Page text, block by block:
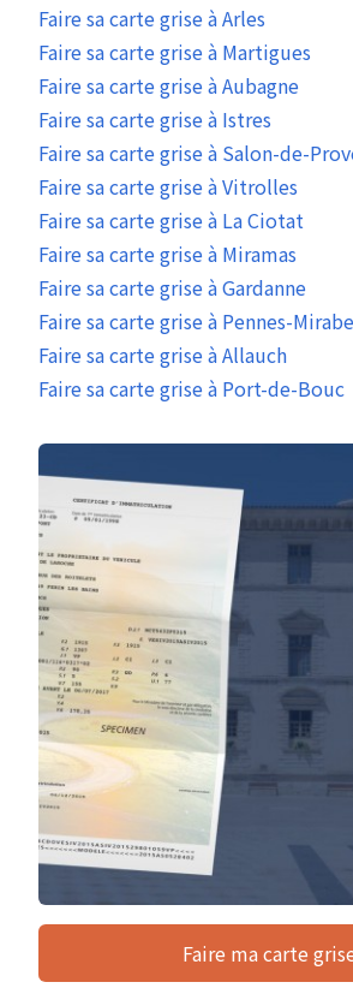
Faire sa carte grise à Arles
Faire sa carte grise à Martigues
Faire sa carte grise à Aubagne
Faire sa carte grise à Istres
Faire sa carte grise à Salon-de-
Faire sa carte grise à Vitrolles
Faire sa carte grise à La Ciotat
Faire sa carte grise à Miramas
Faire sa carte grise à Gardanne
Faire sa carte grise à Pennes-
Faire sa carte grise à Allauch
Faire sa carte grise à Port-de-Bouc
Faire ma carte